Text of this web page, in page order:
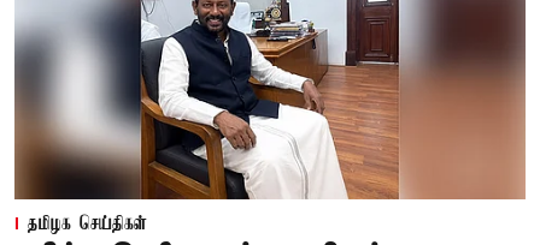
தமிழக செய்திகள்